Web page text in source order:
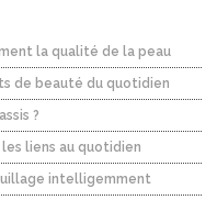
la qualité de la peau
de beauté du quotidien
?
liens au quotidien
intelligemment